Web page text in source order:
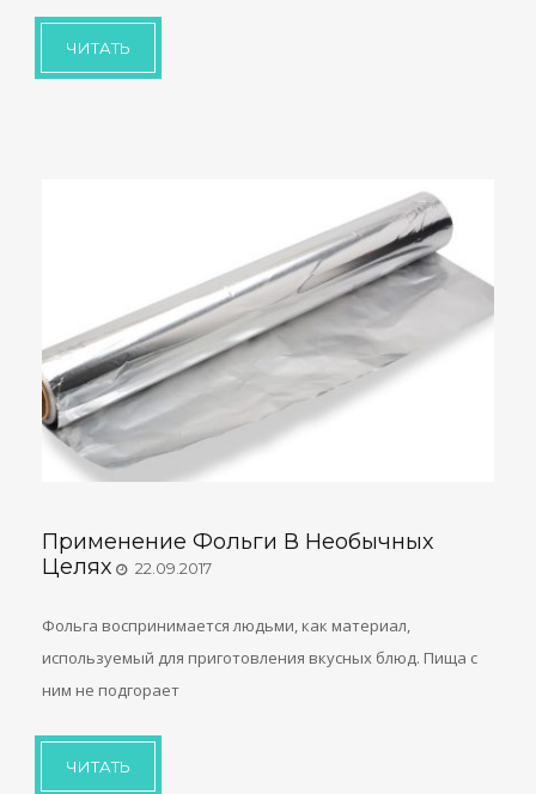
ЧИТАТЬ
Применение Фольги В Необычных
Целях
22.09.2017
Фольга воспринимается людьми, как материал,
используемый для приготовления вкусных блюд. Пища с
ним не подгорает
ЧИТАТЬ